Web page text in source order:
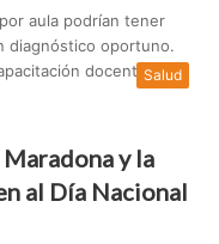
aula podrían tener
diagnóstico oportuno.
docente y e...
Salud
y la
al Día Nacional